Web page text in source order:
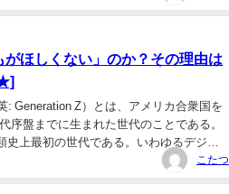
ほしくない」のか？その理由は
Generation Z）とは、アメリカ合衆国を
序盤までに生まれた世代のことである。
上最初の世代である。いわゆるデジタ
こたつ